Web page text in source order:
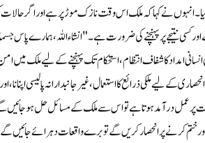
انہوں نے کہا کہ ملک اس وقت نازک موڑ پر ہے اور اگر حالات
نتیجے پر پہنچنے کی ضرورت ہے۔ "انشاء اللہ، ہمارے پاس
امداد کا شفاف انتظام، استحکام تک پہنچنے کے لیے ملک
کے لیے ملکی ذرائع کا استعمال، غیر جانبدارانہ پالیسی
پر عمل درآمد ہوتا ہے تو اس سے ملک کے مسائل حل ہو جائیں
کرنے پر انحصار کریں گے تو برے واقعات دہرائے جائیں گے